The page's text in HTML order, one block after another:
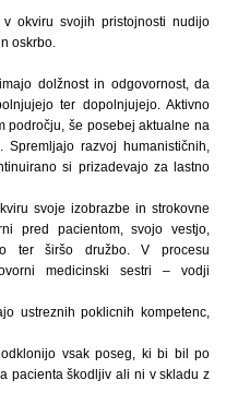
okviru svojih pristojnosti nudijo
oskrbo.
dolžnost in odgovornost, da
ter dopolnjujejo. Aktivno
področju, še posebej aktualne na
razvoj humanističnih,
si prizadevajo za lastno
svoje izobrazbe in strokovne
pred pacientom, svojo vestjo,
ter širšo družbo. V procesu
medicinski sestri – vodji
ustreznih poklicnih kompetenc,
vsak poseg, ki bi bil po
pacienta škodljiv ali ni v skladu z